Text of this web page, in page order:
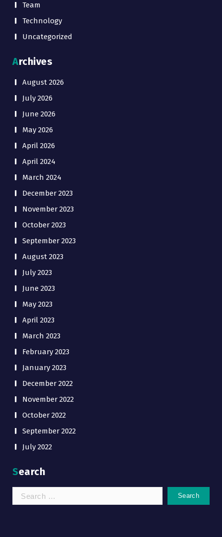
Team
Technology
Uncategorized
Archives
August 2026
July 2026
June 2026
May 2026
April 2026
April 2024
March 2024
December 2023
November 2023
October 2023
September 2023
August 2023
July 2023
June 2023
May 2023
April 2023
March 2023
February 2023
January 2023
December 2022
November 2022
October 2022
September 2022
July 2022
Search
Search
for: